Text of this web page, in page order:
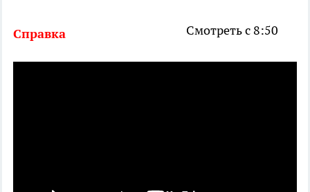
Справка
отмечаемый 19 ноября.
Смотреть с 8:50